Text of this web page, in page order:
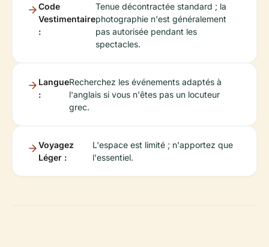
Code
Vestimentaire
:
Tenue décontractée standard ; la
photographie n'est généralement
pas autorisée pendant les
spectacles.
Langue
:
Recherchez les événements adaptés à
l'anglais si vous n'êtes pas un locuteur
grec.
Voyagez
Léger :
L'espace est limité ; n'apportez que
l'essentiel.